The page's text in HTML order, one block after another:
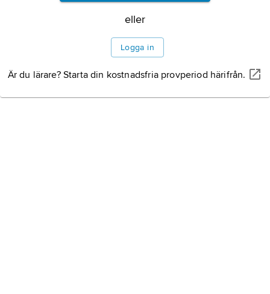
eller
Logga in
Är du lärare? Starta din kostnadsfria provperiod härifrån.